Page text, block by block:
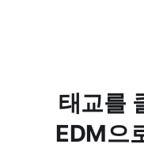
태교를
EDM으